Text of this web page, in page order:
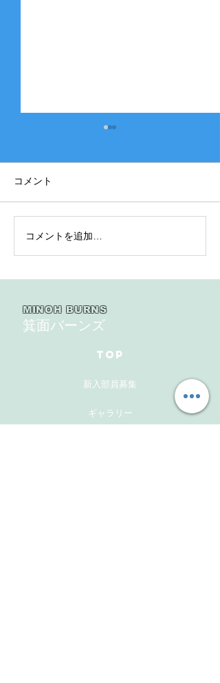
2025年度 Bクラス 関西団
地連盟 第110回中央決勝
コメント
コメントを追加…
MINOH BURNS
箕面バーンズ
TOP
新入部員募集
ギャラリー